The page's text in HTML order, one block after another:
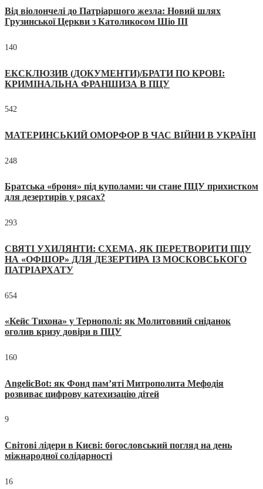
Від віолончелі до Патріаршого жезла: Новий шлях
Грузинської Церкви з Католикосом Шіо III
140
ЕКСКЛЮЗИВ (ДОКУМЕНТИ)/БРАТИ ПО КРОВІ:
КРИМІНАЛЬНА ФРАНШИЗА В ПЦУ
542
МАТЕРИНСЬКИЙ ОМОРФОР В ЧАС ВІЙНИ В УКРАЇНІ
248
Братська «броня» під куполами: чи стане ПЦУ прихистком
для дезертирів у рясах?
293
СВЯТІ УХИЛЯНТИ: СХЕМА, ЯК ПЕРЕТВОРИТИ ПЦУ
НА «ОФШОР» ДЛЯ ДЕЗЕРТИРА ІЗ МОСКОВСЬКОГО
ПАТРІАРХАТУ
654
«Кейс Тихона» у Тернополі: як Молитовний сніданок
оголив кризу довіри в ПЦУ
160
AngelicBot: як Фонд пам’яті Митрополита Мефодія
розвиває цифрову катехизацію дітей
9
Світові лідери в Києві: богословський погляд на день
міжнародної солідарності
16